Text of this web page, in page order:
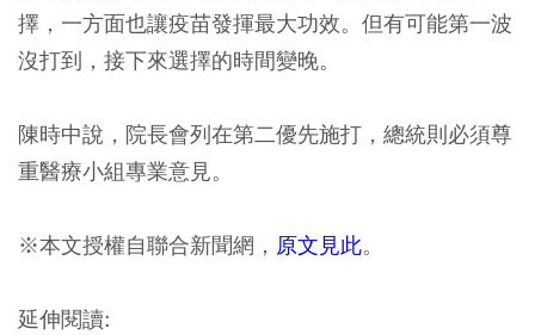
擇，一方面也讓疫苗發揮最大功效。但有可能第一波
沒打到，接下來選擇的時間變晚。
陳時中說，院長會列在第二優先施打，總統則必須尊
重醫療小組專業意見。
※本文授權自聯合新聞網， 原文見此。
延伸閱讀: